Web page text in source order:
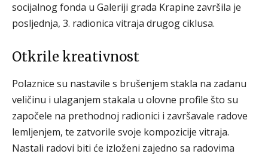
socijalnog fonda u Galeriji grada Krapine završila je
posljednja, 3. radionica vitraja drugog ciklusa.
Otkrile kreativnost
Polaznice su nastavile s brušenjem stakla na zadanu
veličinu i ulaganjem stakala u olovne profile što su
započele na prethodnoj radionici i završavale radove
lemljenjem, te zatvorile svoje kompozicije vitraja.
Nastali radovi biti će izloženi zajedno sa radovima